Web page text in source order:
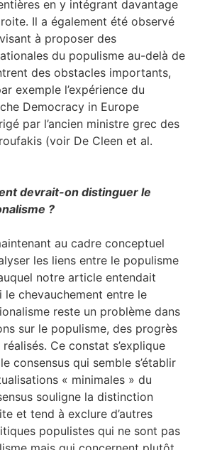
en y intégrant davantage
Il a également été observé
à proposer des
du populisme au-delà de
des obstacles importants,
exemple l’expérience du
Democracy in Europe
par l’ancien ministre grec des
(voir De Cleen et al.
devrait-on distinguer le
?
au cadre conceptuel
les liens entre le populisme
notre article entendait
le chevauchement entre le
reste un problème dans
sur le populisme, des progrès
Ce constat s’explique
consensus qui semble s’établir
« minimales » du
souligne la distinction
et tend à exclure d’autres
populistes qui ne sont pas